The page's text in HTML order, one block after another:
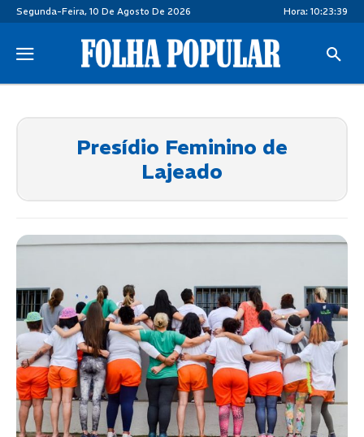
Segunda-Feira, 10 De Agosto De 2026 Hora: 10:23:39
Presídio Feminino de
Lajeado